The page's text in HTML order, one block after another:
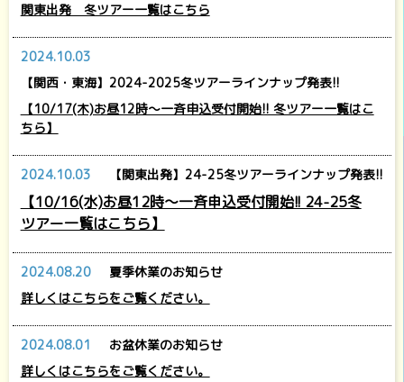
関東出発 冬ツアー一覧はこちら
2024.10.03
【関西・東海】2024-2025冬ツアーラインナップ発表!!
【10/17(木)お昼12時～一斉申込受付開始!! 冬ツアー一覧はこ
ちら】
2024.10.03 【関東出発】24-25冬ツアーラインナップ発表!!
【10/16(水)お昼12時～一斉申込受付開始!! 24-25冬
ツアー一覧はこちら】
2024.08.20
夏季休業のお知らせ
詳しくはこちらをご覧ください。
2024.08.01
お盆休業のお知らせ
詳しくはこちらをご覧ください。